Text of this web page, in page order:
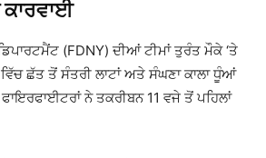
ਕਾਰਵਾਈ
(FDNY) ਦੀਆਂ ਟੀਮਾਂ ਤੁਰੰਤ ਮੌਕੇ ‘ਤੇ
ਛੱਤ ਤੋਂ ਸੰਤਰੀ ਲਾਟਾਂ ਅਤੇ ਸੰਘਣਾ ਕਾਲਾ ਧੂੰਆਂ
ਨੇ ਤਕਰੀਬਨ 11 ਵਜੇ ਤੋਂ ਪਹਿਲਾਂ